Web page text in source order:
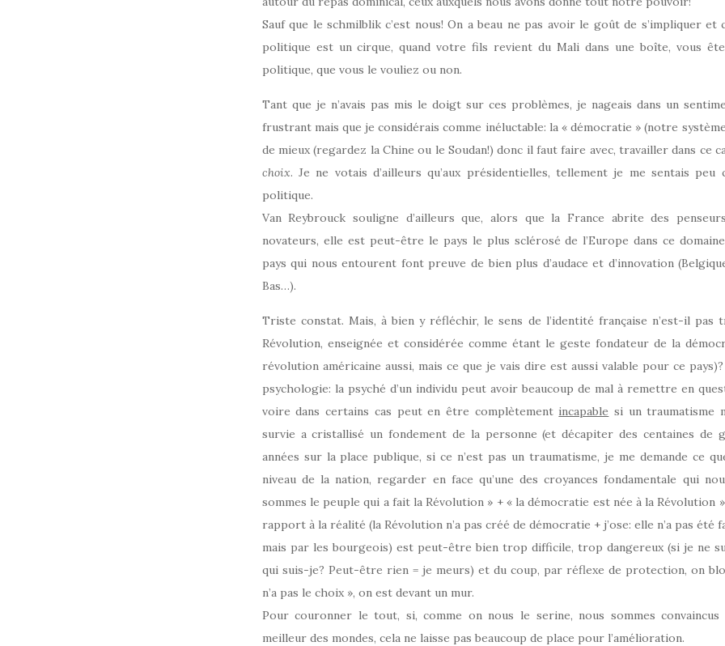
Sauf que le schmilblik c’est nous! On a beau ne pas avoir le goût de s’impliquer et
politique est un cirque, quand votre fils revient du Mali dans une boîte, vous
politique, que vous le vouliez ou non.
Tant que je n’avais pas mis le doigt sur ces problèmes, je nageais dans un
frustrant mais que je considérais comme inéluctable: la « démocratie » (notre
de mieux (regardez la Chine ou le Soudan!) donc il faut faire avec, travailler dans ce
choix. Je ne votais d’ailleurs qu’aux présidentielles, tellement je me sentais peu
politique.
Van Reybrouck souligne d’ailleurs que, alors que la France abrite des
novateurs, elle est peut-être le pays le plus sclérosé de l’Europe dans ce
pays qui nous entourent font preuve de bien plus d’audace et d’innovation
Bas…).
Triste constat. Mais, à bien y réfléchir, le sens de l’identité française n’est-il pas
Révolution, enseignée et considérée comme étant le geste fondateur de la
révolution américaine aussi, mais ce que je vais dire est aussi valable pour ce
psychologie: la psyché d’un individu peut avoir beaucoup de mal à remettre en
voire dans certains cas peut en être complètement incapable si un traumatisme
survie a cristallisé un fondement de la personne (et décapiter des centaines de
années sur la place publique, si ce n’est pas un traumatisme, je me demande ce
niveau de la nation, regarder en face qu’une des croyances fondamentale qui
sommes le peuple qui a fait la Révolution » + « la démocratie est née à la Révolution
rapport à la réalité (la Révolution n’a pas créé de démocratie + j’ose: elle n’a pas été
mais par les bourgeois) est peut-être bien trop difficile, trop dangereux (si je ne
qui suis-je? Peut-être rien = je meurs) et du coup, par réflexe de protection, on
n’a pas le choix », on est devant un mur.
Pour couronner le tout, si, comme on nous le serine, nous sommes
meilleur des mondes, cela ne laisse pas beaucoup de place pour l’amélioration.